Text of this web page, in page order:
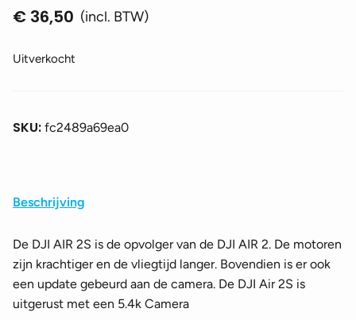
€ 36,50 (incl. BTW)
Uitverkocht
SKU: fc2489a69ea0
Beschrijving
De DJI AIR 2S is de opvolger van de DJI AIR 2. De motoren
zijn krachtiger en de vliegtijd langer. Bovendien is er ook
een update gebeurd aan de camera. De DJI Air 2S is
uitgerust met een 5.4k Camera